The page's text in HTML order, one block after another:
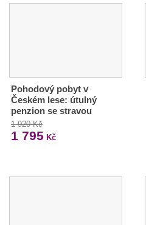
Pohodový pobyt v
Českém lese: útulný
penzion se stravou
1 920 Kč
1 795 Kč